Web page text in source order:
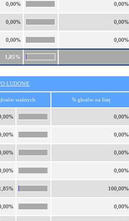
0,00% 0,00%
0,00% 0,00%
0,00% 0,00%
1,85%
LUDOWE
ważnych % głosów na listę
0,00%
0,00%
0,00%
0,00%
100,00%
0,00%